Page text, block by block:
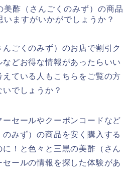
美酢（さんごくのみず）の商品
ますがいかがでしょうか？
ごくのみず）のお店で割引ク
どお得な情報があったらいい
ている人もこちらをご覧の方
でしょうか？
ーセールやクーポンコードなど
みず）の商品を安く購入する
！と色々と三黒の美酢（さん
ールの情報を探した体験があ